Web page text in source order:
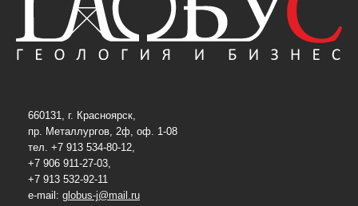
660131, г. Красноярск,
пр. Металлургов, 2ф, оф. 1-08
тел. +7 913 534-80-12,
+7 906 911-27-03,
+7 913 532-92-11
e-mail: globus-j@mail.ru